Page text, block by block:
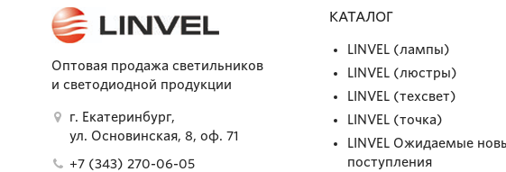
Оптовая продажа светильников
и светодиодной продукции
г. Екатеринбург,
ул. Основинская, 8, оф. 71
+7 (343) 270-06-05
КАТАЛОГ
LINVEL (лампы)
LINVEL (люстры)
LINVEL (техсвет)
LINVEL (точка)
LINVEL Ожидаемые
поступления